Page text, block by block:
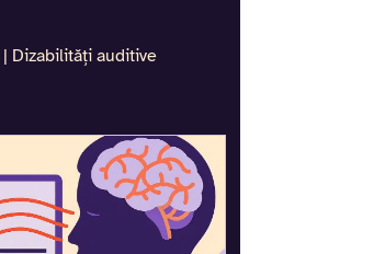
| Dizabilități auditive